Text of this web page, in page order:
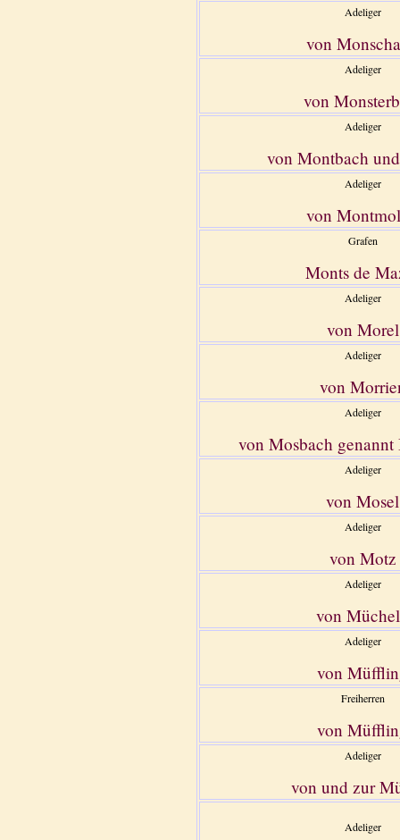
Adeliger
von
Adeliger
von
Adeliger
von Montbach
Adeliger
von
Grafen
Monts de
Adeliger
von Morel
Adeliger
von
Adeliger
von Mosbach genannt
Adeliger
von Mosel
Adeliger
von Motz
Adeliger
von
Adeliger
von
Freiherren
von
Adeliger
von und zur
Adeliger